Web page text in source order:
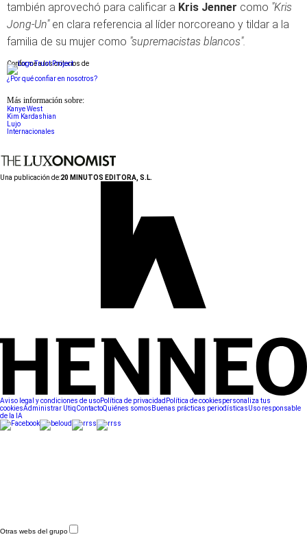
también aprovechó para calificar a Kris Jenner como "Kris
Jong-Un"en clara referencia al líder norcoreano y tildar a la
familia de su mujer como "supremacistas blancos".
Conforme a los criterios de
¿Por qué confiar en nosotros?
Más información sobre:
Kanye West
Kim Kardashian
Lujo
Internacionales
Una publicación de:20 MINUTOS EDITORA, S.L.
Aviso legal y condiciones de usoPolítica de privacidad Política de cookiespersonaliza tus
cookiesAdministrar UtiqContactoQuiénes somos Buenas prácticas periodísticasUso responsable
de la IA
Otras webs del grupo